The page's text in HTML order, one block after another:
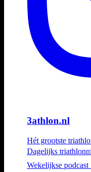
3athlon.nl
Hét grootste
Dagelijks
Wekelijkse podcast